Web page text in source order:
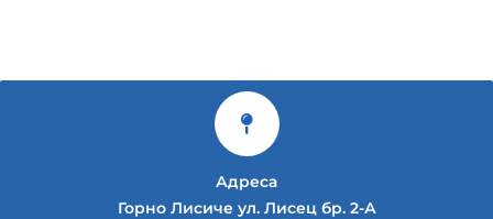
Адреса
Горно Лисиче ул. Лисец бр. 2-А